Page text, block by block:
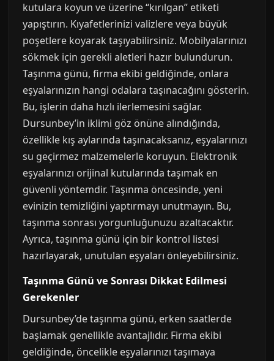
kutulara koyun ve üzerine “kırılgan” etiketi
yapıştırın. Kıyafetlerinizi valizlere veya büyük
poşetlere koyarak taşıyabilirsiniz. Mobilyalarınızı
sökmek için gerekli aletleri hazır bulundurun.
Taşınma günü, firma ekibi geldiğinde, onlara
eşyalarınızın hangi odalara taşınacağını gösterin.
Bu, işlerin daha hızlı ilerlemesini sağlar.
Dursunbey’in iklimi göz önüne alındığında,
özellikle kış aylarında taşınacaksanız, eşyalarınızı
su geçirmez malzemelerle koruyun. Elektronik
eşyalarınızı orijinal kutularında taşımak en
güvenli yöntemdir. Taşınma öncesinde, yeni
evinizin temizliğini yaptırmayı unutmayın. Bu,
taşınma sonrası yorgunluğunuzu azaltacaktır.
Ayrıca, taşınma günü için bir kontrol listesi
hazırlayarak, unutulan eşyaları önleyebilirsiniz.
Taşınma Günü ve Sonrası Dikkat Edilmesi
Gerekenler
Dursunbey’de taşınma günü, erken saatlerde
başlamak genellikle avantajlıdır. Firma ekibi
geldiğinde, öncelikle eşyalarınızı taşımaya